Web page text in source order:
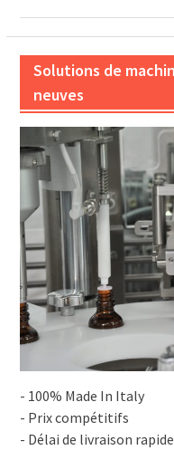
Solutions de
neuves
- 100% Made In Italy
- Prix compétitifs
- Délai de livraison rapide